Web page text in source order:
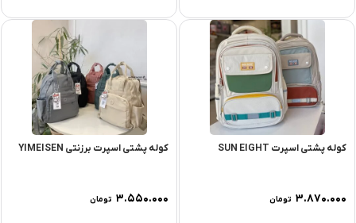
کوله پشتی اسپرت SUN EIGHT
۳.۸۷۰.۰۰۰ تومان
کوله پشتی اسپرت برزنتی YIMEISEN
۳.۵۵۰.۰۰۰ تومان